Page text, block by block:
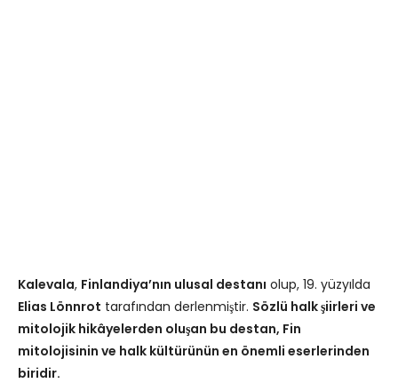
Kalevala, Finlandiya’nın ulusal destanı olup, 19. yüzyılda
Elias Lönnrot tarafından derlenmiştir. Sözlü halk şiirleri ve
mitolojik hikâyelerden oluşan bu destan, Fin
mitolojisinin ve halk kültürünün en önemli eserlerinden
biridir.